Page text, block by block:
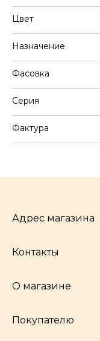
Цвет
Назначение
Фасовка
Серия
Фактура
Адрес магазина
Челябинск,
Контакты
О магазине
Наши истории
Покупателю